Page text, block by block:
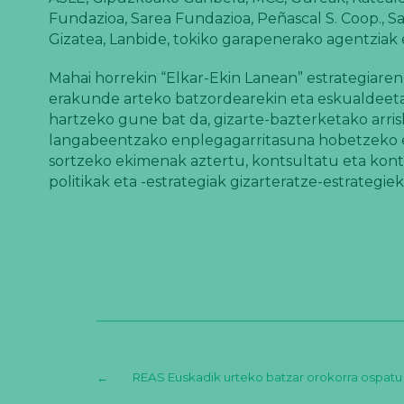
Fundazioa, Sarea Fundazioa, Peñascal S. Coop.,
Gizatea, Lanbide, tokiko garapenerako agentziak
Mahai horrekin “Elkar-Ekin Lanean”
erakunde arteko batzordearekin eta
hartzeko gune bat da, gizarte-bazterketako
langabeentzako enplegagarritasuna
sortzeko ekimenak aztertu, kontsultatu eta
politikak eta -estrategiak gizarteratze-
← REAS Euskadik urteko batzar orokorra ospatu